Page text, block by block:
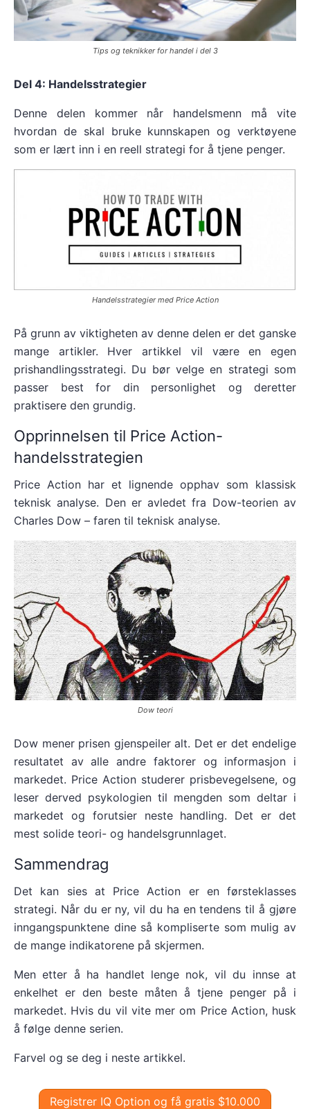
Tips og teknikker for handel i del 3
Del 4: Handelsstrategier
Denne delen kommer når handelsmenn må vite
hvordan de skal bruke kunnskapen og verktøyene
som er lært inn i en reell strategi for å tjene penger.
Handelsstrategier med Price Action
På grunn av viktigheten av denne delen er det ganske
mange artikler. Hver artikkel vil være en egen
prishandlingsstrategi. Du bør velge en strategi som
passer best for din personlighet og deretter
praktisere den grundig.
Opprinnelsen til Price Action-
handelsstrategien
Price Action har et lignende opphav som klassisk
teknisk analyse. Den er avledet fra Dow-teorien av
Charles Dow – faren til teknisk analyse.
Dow teori
Dow mener prisen gjenspeiler alt. Det er det endelige
resultatet av alle andre faktorer og informasjon i
markedet. Price Action studerer prisbevegelsene, og
leser derved psykologien til mengden som deltar i
markedet og forutsier neste handling. Det er det
mest solide teori- og handelsgrunnlaget.
Sammendrag
Det kan sies at Price Action er en førsteklasses
strategi. Når du er ny, vil du ha en tendens til å gjøre
inngangspunktene dine så kompliserte som mulig av
de mange indikatorene på skjermen.
Men etter å ha handlet lenge nok, vil du innse at
enkelhet er den beste måten å tjene penger på i
markedet. Hvis du vil vite mer om Price Action, husk
å følge denne serien.
Farvel og se deg i neste artikkel.
Registrer IQ Option og få gratis $10.000